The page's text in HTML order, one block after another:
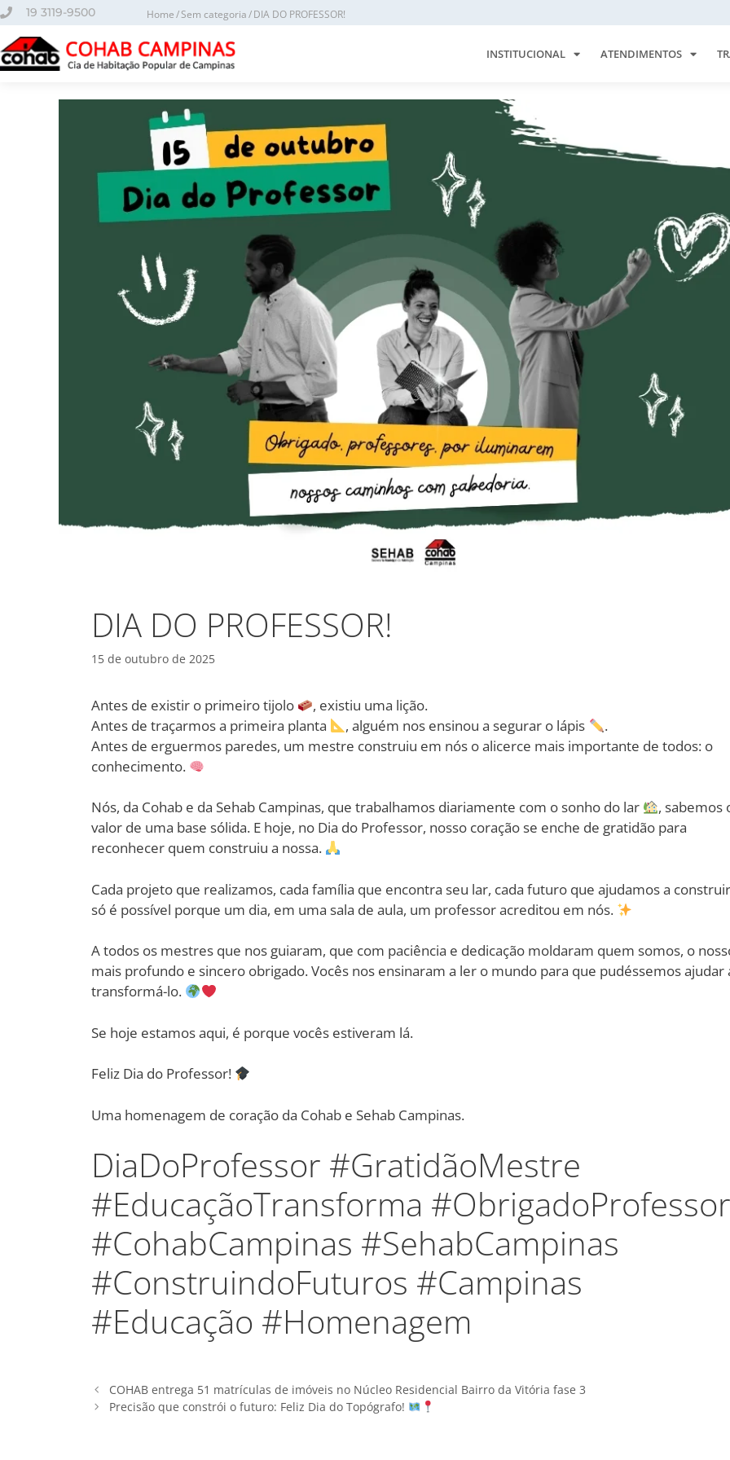
conteúdo
19 3119-9500 Home Sem categoria DIA DO PROFESSOR!
INSTITUCIONAL ATENDIMENTOS
DIA DO PROFESSOR!
15 de outubro de 2025
Antes de existir o primeiro tijolo
, existiu uma lição.
Antes de traçarmos a primeira planta
, alguém nos ensinou a segurar o lápis
.
Antes de erguermos paredes, um mestre construiu em nós o alicerce mais importante de todos: o
conhecimento.
Nós, da Cohab e da Sehab Campinas, que trabalhamos diariamente com o sonho do lar
, sabemos
valor de uma base sólida. E hoje, no Dia do Professor, nosso coração se enche de gratidão para
reconhecer quem construiu a nossa.
Cada projeto que realizamos, cada família que encontra seu lar, cada futuro que ajudamos a
só é possível porque um dia, em uma sala de aula, um professor acreditou em nós.
A todos os mestres que nos guiaram, que com paciência e dedicação moldaram quem somos, o
mais profundo e sincero obrigado. Vocês nos ensinaram a ler o mundo para que pudéssemos ajudar
transformá-lo.
Se hoje estamos aqui, é porque vocês estiveram lá.
Feliz Dia do Professor!
Uma homenagem de coração da Cohab e Sehab Campinas.
DiaDoProfessor #GratidãoMestre
#EducaçãoTransforma #ObrigadoProfessor
#CohabCampinas #SehabCampinas
#ConstruindoFuturos #Campinas
#Educação #Homenagem
COHAB entrega 51 matrículas de imóveis no Núcleo Residencial Bairro da Vitória fase 3
Precisão que constrói o futuro: Feliz Dia do Topógrafo!